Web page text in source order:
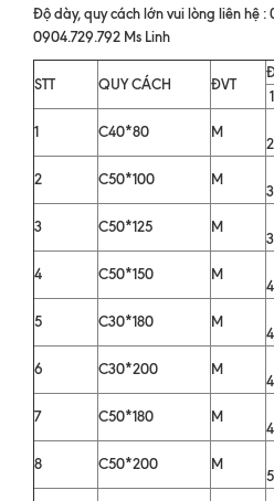
Độ dày, quy cách lớn vui lòng liên hệ :
0904.729.792 Ms Linh
STT QUY CÁCH ĐVT
1
C40*80 M
2 C50*100 M
3
C50*125 M
4
C50*150 M
5
C30*180 M
6
C30*200 M
7
C50*180 M
8
C50*200 M